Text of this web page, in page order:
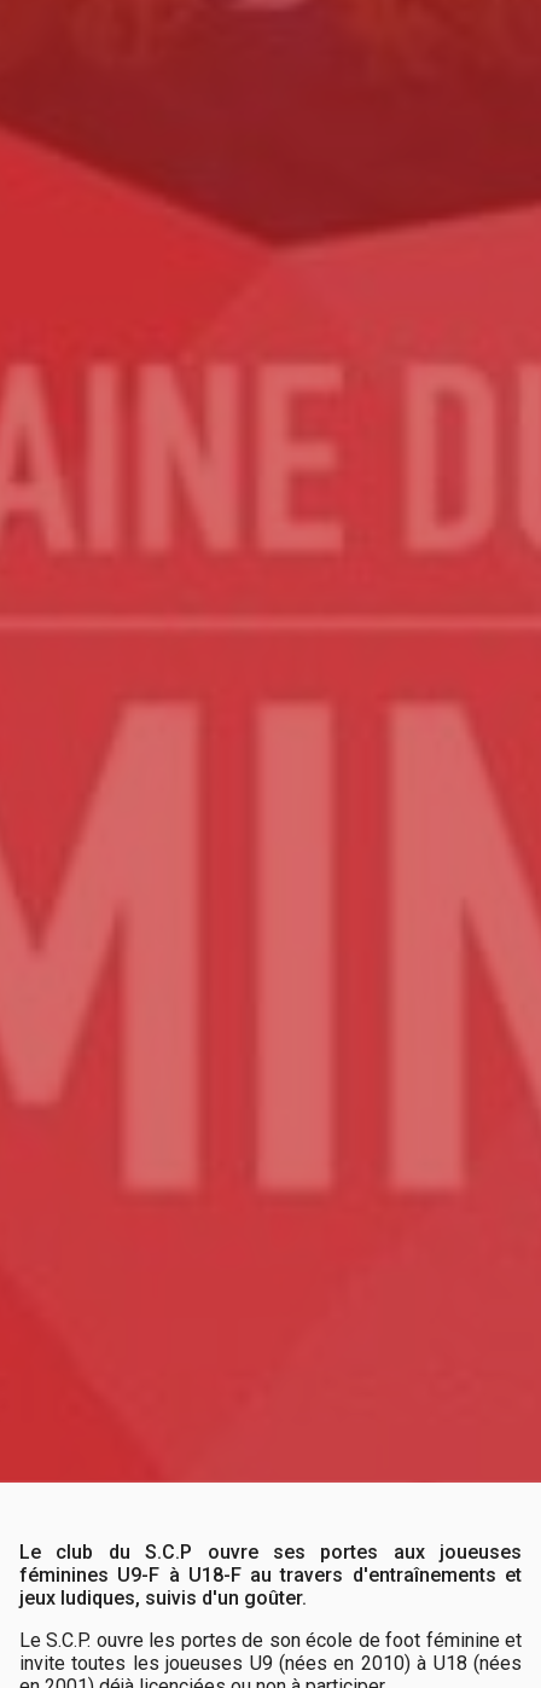
Le club du S.C.P ouvre ses portes aux joueuses
féminines U9-F à U18-F au travers d'entraînements et
jeux ludiques, suivis d'un goûter.
Le S.C.P. ouvre les portes de son école de foot féminine et
invite toutes les joueuses U9 (nées en 2010) à U18 (nées